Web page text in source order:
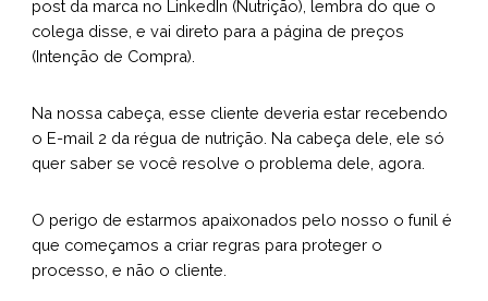
post da marca no LinkedIn (Nutrição), lembra do que o
colega disse, e vai direto para a página de preços
(Intenção de Compra).
Na nossa cabeça, esse cliente deveria estar recebendo
o E-mail 2 da régua de nutrição. Na cabeça dele, ele só
quer saber se você resolve o problema dele, agora.
O perigo de estarmos apaixonados pelo nosso o funil é
que começamos a criar regras para proteger o
processo, e não o cliente.